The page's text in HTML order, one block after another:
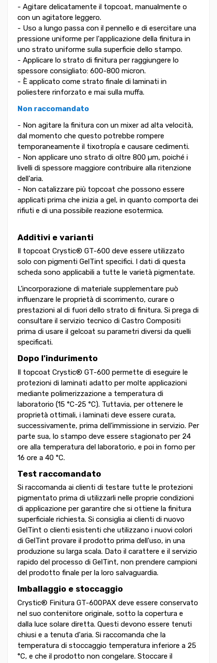
- Agitare delicatamente il topcoat, manualmente o
con un agitatore leggero.
- Uso a lungo passa con il pennello e di esercitare una
pressione uniforme per l'applicazione della finitura in
uno strato uniforme sulla superficie dello stampo.
- Applicare lo strato di finitura per raggiungere lo
spessore consigliato: 600-800 micron.
- È applicato come strato finale di laminati in
poliestere rinforzato e mai sulla muffa.
Non raccomandato
- Non agitare la finitura con un mixer ad alta velocità,
dal momento che questo potrebbe rompere
temporaneamente il tixotropía e causare cedimenti.
- Non applicare uno strato di oltre 800 µm, poiché i
livelli di spessore maggiore contribuire alla ritenzione
dell'aria.
- Non catalizzare più topcoat che possono essere
applicati prima che inizia a gel, in quanto comporta dei
rifiuti e di una possibile reazione esotermica.
Additivi e varianti
Il topcoat Crystic® GT-600 deve essere utilizzato
solo con pigmenti GelTint specifici. I dati di questa
scheda sono applicabili a tutte le varietà pigmentate.
L'incorporazione di materiale supplementare può
influenzare le proprietà di scorrimento, curare o
prestazioni al di fuori dello strato di finitura. Si prega di
consultare il servizio tecnico di Castro Compositi
prima di usare il gelcoat su parametri diversi da quelli
specificati.
Dopo l'indurimento
Il topcoat Crystic® GT-600 permette di eseguire le
protezioni di laminati adatto per molte applicazioni
mediante polimerizzazione a temperatura di
laboratorio (15 °C-25 °C). Tuttavia, per ottenere le
proprietà ottimali, i laminati deve essere curata,
successivamente, prima dell'immissione in servizio. Per
parte sua, lo stampo deve essere stagionato per 24
ore alla temperatura del laboratorio, e poi in forno per
16 ore a 40 °C.
Test raccomandato
Si raccomanda ai clienti di testare tutte le protezioni
pigmentato prima di utilizzarli nelle proprie condizioni
di applicazione per garantire che si ottiene la finitura
superficiale richiesta. Si consiglia ai clienti di nuovo
GelTint o clienti esistenti che utilizzano i nuovi colori
di GelTint provare il prodotto prima dell'uso, in una
produzione su larga scala. Dato il carattere e il servizio
rapido del processo di GelTint, non prendere campioni
del prodotto finale per la loro salvaguardia.
Imballaggio e stoccaggio
Crystic® Finitura GT-600PAX deve essere conservato
nel suo contenitore originale, sotto la copertura e
dalla luce solare diretta. Questi devono essere tenuti
chiusi e a tenuta d'aria. Si raccomanda che la
temperatura di stoccaggio temperatura inferiore a 25
°C, e che il prodotto non congelare. Stoccare il